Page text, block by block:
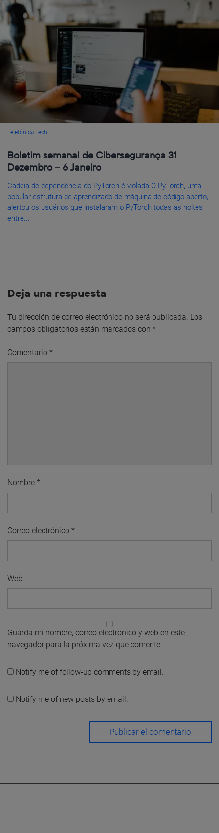
Telefónica Tech
Boletim semanal de Cibersegurança 31
Dezembro – 6 Janeiro
Cadeia de dependência do PyTorch é violada O PyTorch, uma
popular estrutura de aprendizado de máquina de código aberto,
alertou os usuários que instalaram o PyTorch todas as noites
entre...
Deja una respuesta
Tu dirección de correo electrónico no será publicada. Los
campos obligatorios están marcados con *
Comentario *
Nombre *
Correo electrónico *
Web
Guarda mi nombre, correo electrónico y web en este
navegador para la próxima vez que comente.
Notify me of follow-up comments by email.
Notify me of new posts by email.